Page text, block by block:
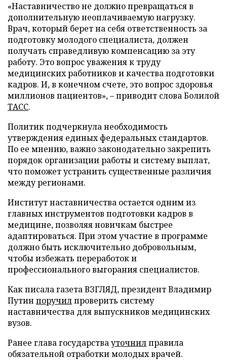
«Наставничество не должно превращаться в
дополнительную неоплачиваемую нагрузку.
Врач, который берет на себя ответственность за
подготовку молодого специалиста, должен
получать справедливую компенсацию за эту
работу. Это вопрос уважения к труду
медицинских работников и качества подготовки
кадров. И, в конечном счете, это вопрос здоровья
миллионов пациентов», – приводит слова Болилой
ТАСС.
Политик подчеркнула необходимость
утверждения единых федеральных стандартов.
По ее мнению, важно законодательно закрепить
порядок организации работы и систему выплат,
что поможет устранить существенные различия
между регионами.
Институт наставничества остается одним из
главных инструментов подготовки кадров в
медицине, позволяя новичкам быстрее
адаптироваться. При этом участие в программе
должно быть исключительно добровольным,
чтобы избежать переработок и
профессионального выгорания специалистов.
Как писала газета ВЗГЛЯД, президент Владимир
Путин поручилпроверить систему
наставничества для выпускников медицинских
вузов.
Ранее глава государствауточнилправила
обязательной отработки молодых врачей.